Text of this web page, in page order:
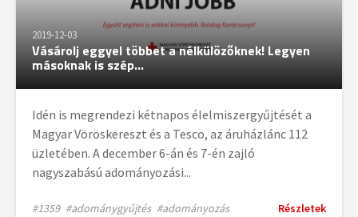
2019-12-03
Vásárolj eggyel többet a nélkülözőknek! Legyen
másoknak is szép...
Idén is megrendezi kétnapos élelmiszergyűjtését a
Magyar Vöröskereszt és a Tesco, az áruházlánc 112
üzletében. A december 6-án és 7-én zajló
nagyszabású adományozási...
#1359 #adománygyűjtés #adományozás Részletek